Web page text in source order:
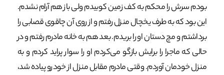
بودم سرش را محکم به کف زمین کوبیدم ولی باز هم آرام نشدم.
این بود که به طرف یخچال منزل رفتم و از روی آن چاقوی قصابی را
برداشتم و مچ دستان او را بریدم. بعد هم به خانه مادرم رفتم و در
حالی که ماجرا را برایش بازگو می‌کردم او را سوار پراید کردم و به
منزل خودمان آوردم. وقتی مادرم مقابل منزل از خودرو پیاده شد،